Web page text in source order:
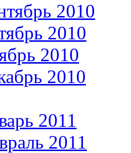
2010
2010
2010
2010
2011
2011